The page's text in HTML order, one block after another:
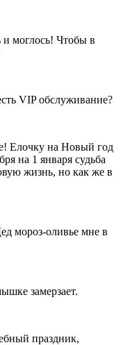
и моглось! Чтобы в
VIP обслуживание?
Елочку на Новый год
на 1 января судьба
жизнь, но как же в
мороз-оливье мне в
замерзает.
праздник,